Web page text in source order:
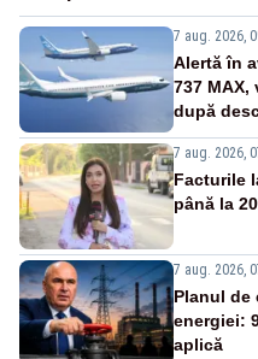
7 aug. 2026,
Alertă în
737
după
7 aug. 2026,
Facturile
până la
7 aug. 2026,
Planul de
energiei:
aplică